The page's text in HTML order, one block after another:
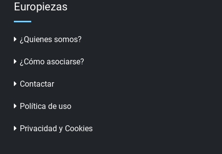
Europiezas
¿Quienes somos?
¿Cómo asociarse?
Contactar
Política de uso
Privacidad y Cookies